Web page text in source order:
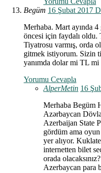
Begüm 16 Şubat 2017
Merhaba. Mart ayında 4
öncesi için faydalı
Tiyatrosu varmış, orda
gitmek istiyorum. Sizin
yanımda dolar mi TL
Yorumu Cevapla
AlperMetin 16
Merhaba Begüm
Azərbaycan
Azerbaijan State
gördüm ama
yer alıyor.
internetten bilet
orada
Azerbaycan para